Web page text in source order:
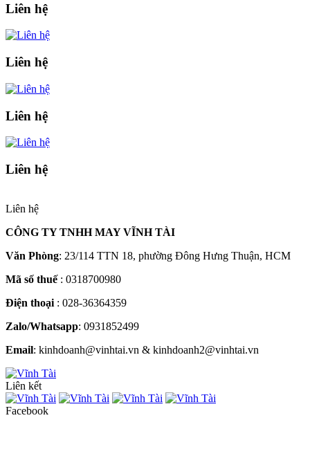
Liên hệ
Liên hệ
Liên hệ
Liên hệ
Liên hệ
CÔNG TY TNHH MAY VĨNH TÀI
Văn Phòng: 23/114 TTN 18, phường Đông Hưng Thuận, HCM
Mã số thuế : 0318700980
Điện thoại : 028-36364359
Zalo/Whatsapp: 0931852499
Email: kinhdoanh@vinhtai.vn & kinhdoanh2@vinhtai.vn
Liên kết
Facebook